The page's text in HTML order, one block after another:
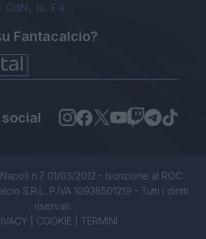
CdN, Is. F4
Fantacalcio?
n.7 01/03/2012 - Iscrizione al ROC:
S.R.L. P.IVA 10938501219 - Tutti i diritti
riservati.
| COOKIE TERMINI